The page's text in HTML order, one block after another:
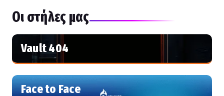
Οι στήλες μας
Vault 404
Face to Face